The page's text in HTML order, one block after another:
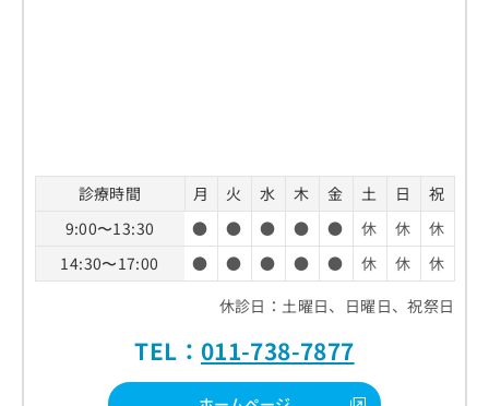
診療時間 月 火 水 木 金 土 日
祝
9:00〜13:30
● ● ● ● ● 休 休
休
14:30〜17:00
● ● ● ● ● 休 休
休
休診日：土曜日、日曜日、祝祭日
TEL： 011-738-7877